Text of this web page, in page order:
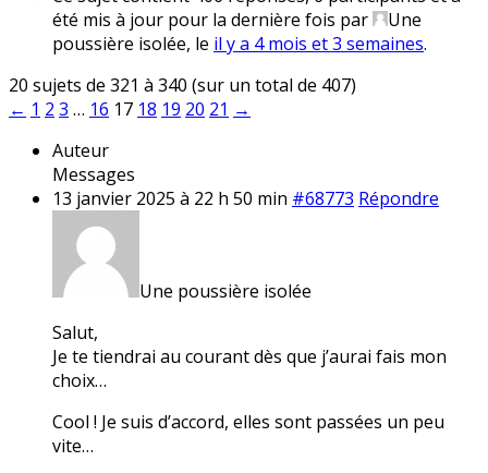
été mis à jour pour la dernière fois par
Une
poussière isolée, le il y a 4 mois et 3 semaines.
20 sujets de 321 à 340 (sur un total de 407)
← 1 2 3 … 16 17 18 19 20 21 →
Auteur
Messages
13 janvier 2025 à 22 h 50 min #68773 Répondre
Une poussière isolée
Salut,
Je te tiendrai au courant dès que j’aurai fais mon
choix…
Cool ! Je suis d’accord, elles sont passées un peu
vite…